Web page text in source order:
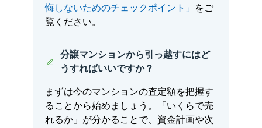
悔しないためのチェックポイント」
をご
覧ください。
分譲マンションから引っ越すにはど
うすればいいですか？
まずは今のマンションの査定額を把握す
ることから始めましょう。「いくらで売
れるか」が分かることで、資金計画や次